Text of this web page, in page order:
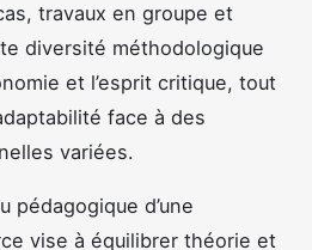
travaux en groupe et
diversité méthodologique
et l’esprit critique, tout
face à des
variées.
pédagogique d’une
vise à équilibrer théorie et